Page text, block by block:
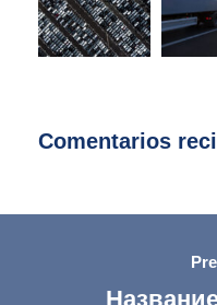
Comentarios